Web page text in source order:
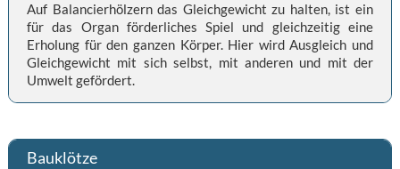
Auf Balancierhölzern das Gleichgewicht zu halten, ist ein
für das Organ förderliches Spiel und gleichzeitig eine
Erholung für den ganzen Körper. Hier wird Ausgleich und
Gleichgewicht mit sich selbst, mit anderen und mit der
Umwelt gefördert.
Bauklötze